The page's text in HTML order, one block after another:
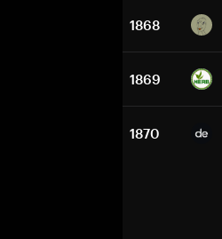
1868
1869
1870